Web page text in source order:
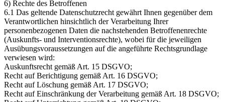
6) Rechte des Betroffenen
6.1 Das geltende Datenschutzrecht gewährt Ihnen gegenüber dem
Verantwortlichen hinsichtlich der Verarbeitung Ihrer
personenbezogenen Daten die nachstehenden Betroffenenrechte
(Auskunfts- und Interventionsrechte), wobei für die jeweiligen
Ausübungsvoraussetzungen auf die angeführte Rechtsgrundlage
verwiesen wird:
Auskunftsrecht gemäß Art. 15 DSGVO;
Recht auf Berichtigung gemäß Art. 16 DSGVO;
Recht auf Löschung gemäß Art. 17 DSGVO;
Recht auf Einschränkung der Verarbeitung gemäß Art. 18 DSGVO;